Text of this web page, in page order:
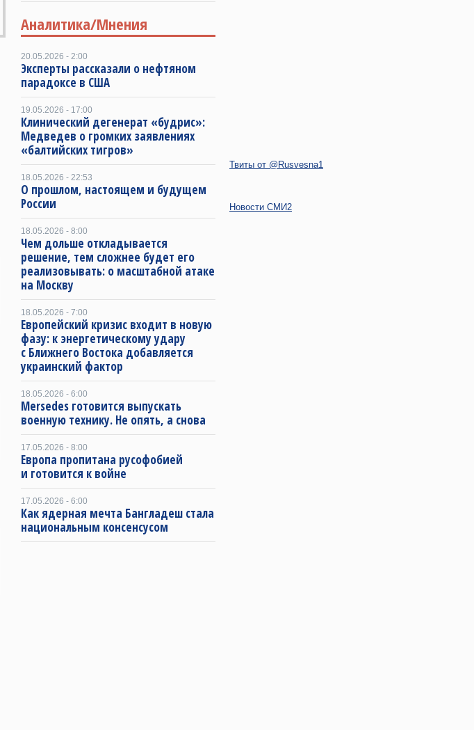
Аналитика/Мнения
20.05.2026 - 2:00
Эксперты рассказали о нефтяном
парадоксе в США
19.05.2026 - 17:00
Клинический дегенерат «будрис»:
Медведев о громких заявлениях
«балтийских тигров»
18.05.2026 - 22:53
О прошлом, настоящем и будущем
России
18.05.2026 - 8:00
Чем дольше откладывается
решение, тем сложнее будет его
реализовывать: о масштабной атаке
на Москву
18.05.2026 - 7:00
Европейский кризис входит в новую
фазу: к энергетическому удару
с Ближнего Востока добавляется
украинский фактор
18.05.2026 - 6:00
Mersedes готовится выпускать
военную технику. Не опять, а снова
17.05.2026 - 8:00
Европа пропитана русофобией
и готовится к войне
17.05.2026 - 6:00
Как ядерная мечта Бангладеш стала
национальным консенсусом
Твиты от @Rusvesna1
Новости СМИ2